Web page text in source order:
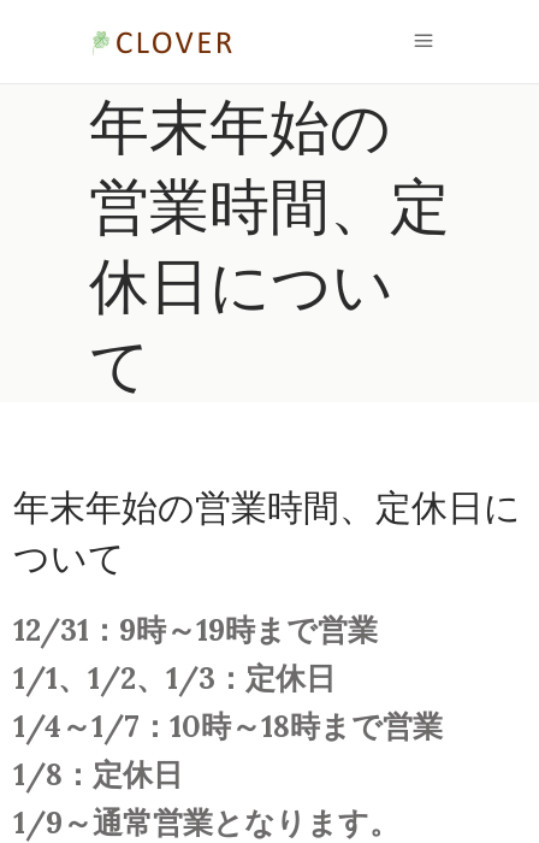
年末年始の
営業時間、定
休日につい
て
年末年始の営業時間、定休日に
ついて
12/31：9時～19時まで営業
1/1、1/2、1/3：定休日
1/4～1/7：10時～18時まで営業
1/8：定休日
1/9～通常営業となります。